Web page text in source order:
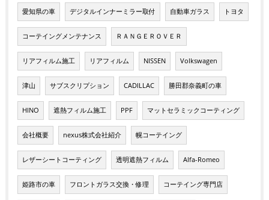
愛知県の車 デジタルインナーミラー取付 自動車ガラス トヨタ
コーテイングメンテナンス ＲＡＮＧＥＲＯＶＥＲ
リアフィルム施工 リアフィルム NISSEN Volkswagen
津山 サブスクリプション CADILLAC 勝田郡奈義町の車
HINO 遮熱フィルム施工 PPF マットセラミックコーティング
会社概要 nexus株式会社紹介 幌コーテイング
レザーシートコーティング 透明遮熱フィルム Alfa-Romeo
姫路市の車 フロントガラス交換・修理 コーテイング専門店